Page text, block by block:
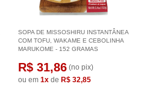
SOPA DE MISSOSHIRU INSTANTÂNEA
COM TOFU, WAKAME E CEBOLINHA
MARUKOME - 152 GRAMAS
R$ 31,86 (no pix)
ou em 1x de R$ 32,85